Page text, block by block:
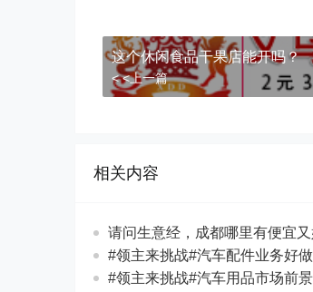
这个休闲食品干果店能开吗？
< <上一篇
相关内容
请问生意经，成都哪里有便宜
#领主来挑战#汽车配件业务好
#领主来挑战#汽车用品市场前